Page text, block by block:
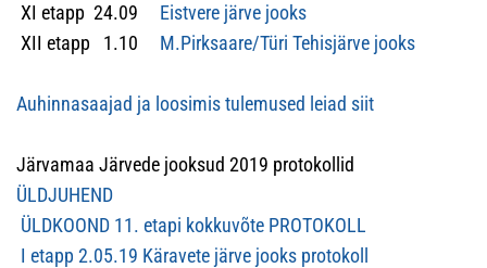
XI etapp 24.09 Eistvere järve jooks
XII etapp 1.10 M.Pirksaare/Türi Tehisjärve jooks
Auhinnasaajad ja loosimis tulemused leiad siit
Järvamaa Järvede jooksud 2019 protokollid
ÜLDJUHEND
ÜLDKOOND 11. etapi kokkuvõte PROTOKOLL
I etapp 2.05.19 Käravete järve jooks protokoll